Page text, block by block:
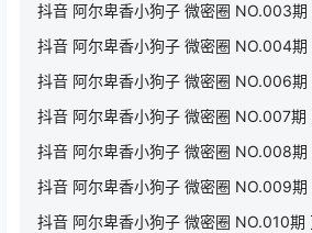
抖音 阿尔卑香小狗子 微密圈 NO.003
抖音 阿尔卑香小狗子 微密圈 NO.004
抖音 阿尔卑香小狗子 微密圈 NO.006
抖音 阿尔卑香小狗子 微密圈 NO.007
抖音 阿尔卑香小狗子 微密圈 NO.008
抖音 阿尔卑香小狗子 微密圈 NO.009
抖音 阿尔卑香小狗子 微密圈 NO.010期